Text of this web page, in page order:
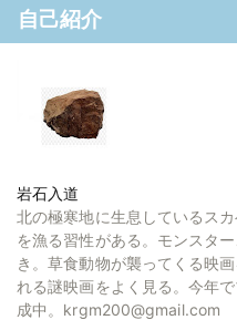
自己紹介
岩石入道
北の極寒地に生息しているス
を漁る習性がある。モンスタ
き。草食動物が襲ってくる映
れる謎映画をよく見る。今年
成中。krgm200@gmail.com